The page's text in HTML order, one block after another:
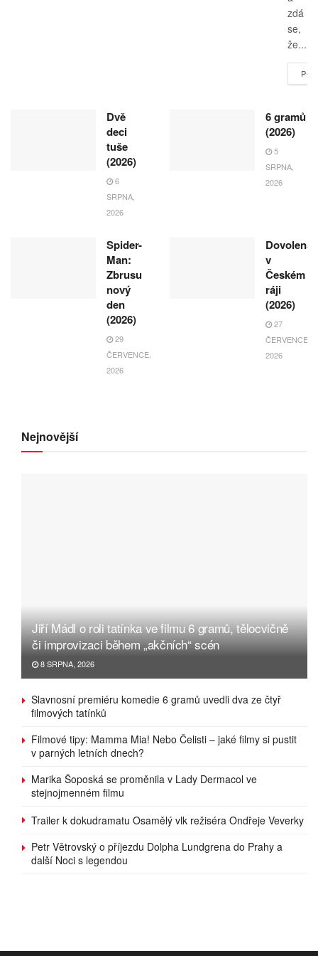
zdá
se,
že...
Dvě
deci
tuše
(2026)
6
SRPNA,
2026
6 gramů
(2026)
5
SRPNA,
2026
Spider-
Man:
Zbrusu
nový
den
(2026)
29
ČERVENCE,
2026
Dovolená
v
Českém
ráji
(2026)
27
ČERVENCE,
2026
Nejnovější
Jiří Mádl o roli tatínka ve filmu 6 gramů, tělocvičně
či improvizaci během „akčních“ scén
8 SRPNA, 2026
Slavnosní premiéru komedie 6 gramů uvedli dva ze čtyř
filmových tatínků
Filmové tipy: Mamma Mia! Nebo Čelisti – jaké filmy si pustit
v parných letních dnech?
Marika Šoposká se proměnila v Lady Dermacol ve
stejnojmenném filmu
Trailer k dokudramatu Osamělý vlk režiséra Ondřeje Veverky
Petr Větrovský o příjezdu Dolpha Lundgrena do Prahy a
další Noci s legendou